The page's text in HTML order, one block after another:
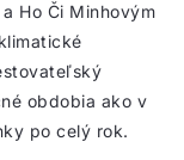
Ho Či Minhovým
obdobia ako v
po celý rok.